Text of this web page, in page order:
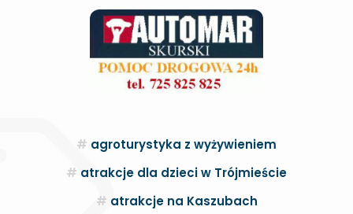
agroturystyka z wyżywieniem
atrakcje dla dzieci w Trójmieście
atrakcje na Kaszubach